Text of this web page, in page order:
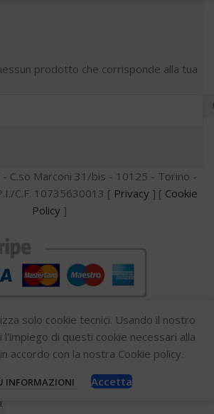
prodotto che corrisponde alla tua
- C.so Marconi 31/bis - 10125 - Torino -
C.F. 10735630013 [ Privacy ] [ Cookie
Policy ]
solo cookie tecnici. Usando il nostro
di questi cookie necessari alla
accordo con la nostra Cookie policy.
INFORMAZIONI Accetta